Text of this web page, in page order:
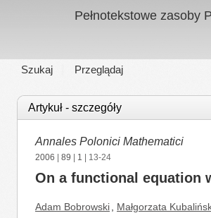
Pełnotekstowe zasoby
Szukaj Przeglądaj
Artykuł - szczegóły
Annales Polonici Mathematici
2006 89 1 | 13-24
On a functional equation
Adam Bobrowski Małgorzata